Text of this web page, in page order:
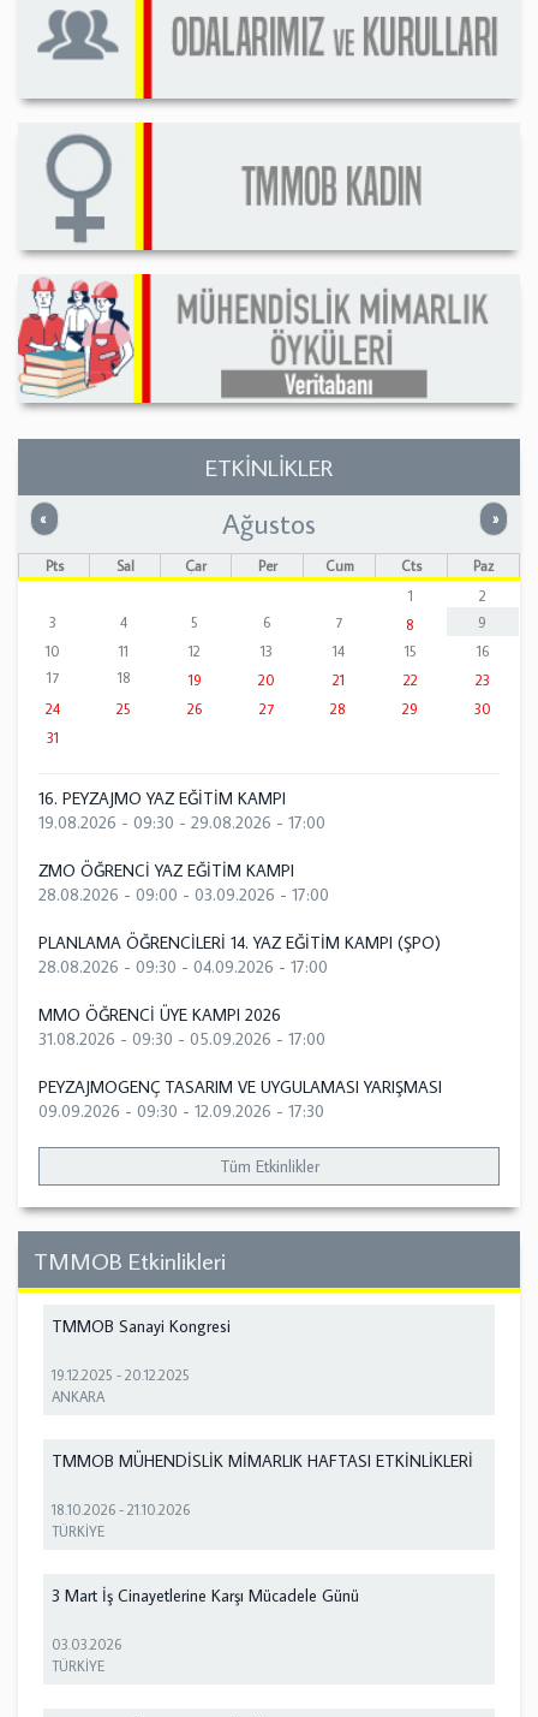
ETKİNLİKLER
« Önceki »
Ağustos
Pts Sal Çar Per Cum Cts
Paz
1
2
3
4 5 6 7 8
9
10
11 12 13 14 15
16
17
18 19 20 21 22
23
24
25 26 27 28 29
30
31
16. PEYZAJMO YAZ EĞİTİM KAMPI
19.08.2026 - 09:30 - 29.08.2026 - 17:00
ZMO ÖĞRENCİ YAZ EĞİTİM KAMPI
28.08.2026 - 09:00 - 03.09.2026 - 17:00
PLANLAMA ÖĞRENCİLERİ 14. YAZ EĞİTİM KAMPI (ŞPO)
28.08.2026 - 09:30 - 04.09.2026 - 17:00
MMO ÖĞRENCİ ÜYE KAMPI 2026
31.08.2026 - 09:30 - 05.09.2026 - 17:00
PEYZAJMOGENÇ TASARIM VE UYGULAMASI YARIŞMASI
09.09.2026 - 09:30 - 12.09.2026 - 17:30
Tüm Etkinlikler
TMMOB Etkinlikleri
TMMOB Sanayi Kongresi
19.12.2025 -20.12.2025
ANKARA
TMMOB MÜHENDİSLİK MİMARLIK HAFTASI ETKİNLİKLERİ
18.10.2026 -21.10.2026
TÜRKİYE
3 Mart İş Cinayetlerine Karşı Mücadele Günü
03.03.2026
TÜRKİYE